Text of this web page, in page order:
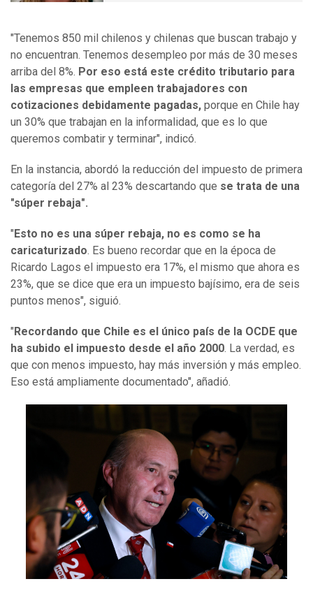
"Tenemos 850 mil chilenos y chilenas que buscan trabajo y
no encuentran. Tenemos desempleo por más de 30 meses
arriba del 8%. Por eso está este crédito tributario para
las empresas que empleen trabajadores con
cotizaciones debidamente pagadas, porque en Chile hay
un 30% que trabajan en la informalidad, que es lo que
queremos combatir y terminar", indicó.
En la instancia, abordó la reducción del impuesto de primera
categoría del 27% al 23% descartando que se trata de una
"súper rebaja".
"Esto no es una súper rebaja, no es como se ha
caricaturizado. Es bueno recordar que en la época de
Ricardo Lagos el impuesto era 17%, el mismo que ahora es
23%, que se dice que era un impuesto bajísimo, era de seis
puntos menos", siguió.
"Recordando que Chile es el único país de la OCDE que
ha subido el impuesto desde el año 2000. La verdad, es
que con menos impuesto, hay más inversión y más empleo.
Eso está ampliamente documentado", añadió.